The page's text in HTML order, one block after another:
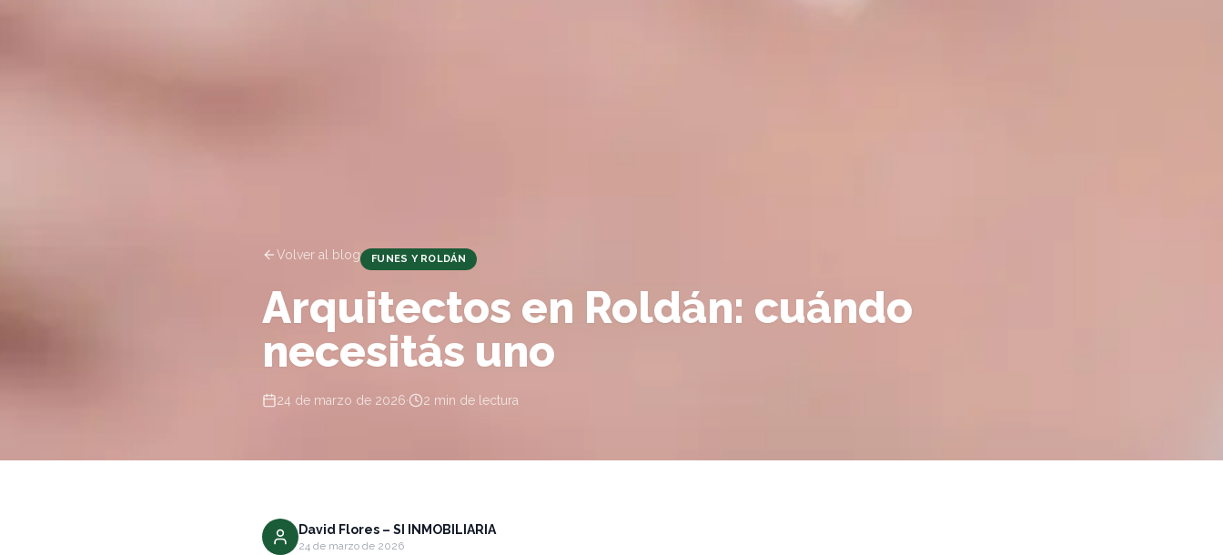
Volver al blog FUNES Y ROLDÁN
Arquitectos en Roldán: cuándo
necesitás uno
24 de marzo de 2026· 2 min de lectura
David Flores – SI INMOBILIARIA
24 de marzo de 2026